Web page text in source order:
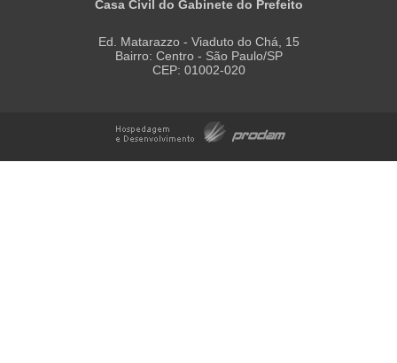
Casa Civil do Gabinete do Prefeito
Ed. Matarazzo - Viaduto do Chá, 15
Bairro: Centro - São Paulo/SP
CEP: 01002-020